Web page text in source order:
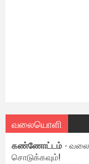
வலையொளி
கண்ணோட்டம் -
சொடுக்கவும்!